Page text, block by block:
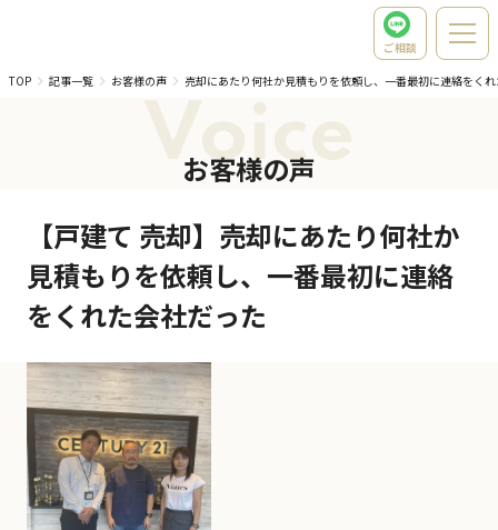
ご相談
TOP
記事一覧 お客様の声 売却にあたり何社か見積もりを依頼し、一番最初に連絡をく
Voice
お客様の声
【戸建て 売却】売却にあたり何社か
見積もりを依頼し、一番最初に連絡
をくれた会社だった